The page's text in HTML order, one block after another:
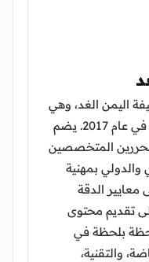
اليمن الغد، وهي
مؤسسة إعلامية رقمية تأسست في عام 2017. يضم
المتخصصين
بمهنية
معايير الدقة
تقديم محتوى
بلحظة في
والتقنية،